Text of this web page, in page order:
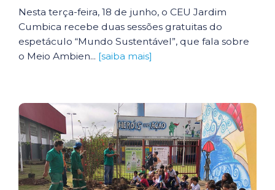
Nesta terça-feira, 18 de junho, o CEU Jardim
Cumbica recebe duas sessões gratuitas do
espetáculo “Mundo Sustentável”, que fala sobre
o Meio Ambien... [saiba mais]